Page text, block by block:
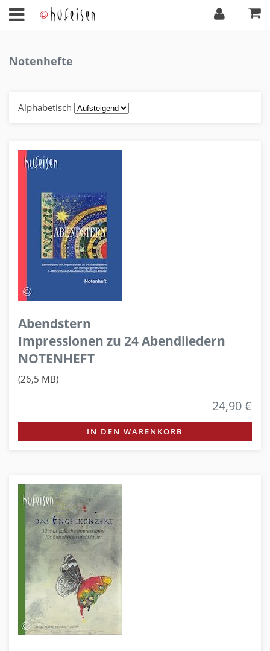
Notenhefte
Alphabetisch
Abendstern
Impressionen zu 24 Abendliedern
NOTENHEFT
(26,5 MB)
24,90 €
IN DEN WARENKORB